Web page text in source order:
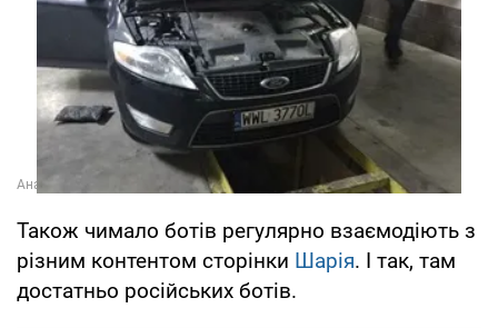
Також чимало ботів регулярно взаємодіють з
різним контентом сторінки Шарія. І так, там
достатньо російських ботів.